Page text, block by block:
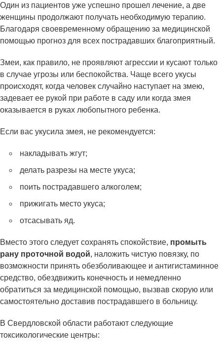
Один из пациентов уже успешно прошел лечение, а две
женщины продолжают получать необходимую терапию.
Благодаря своевременному обращению за медицинской
помощью прогноз для всех пострадавших благоприятный.
Змеи, как правило, не проявляют агрессии и кусают только
в случае угрозы или беспокойства. Чаще всего укусы
происходят, когда человек случайно наступает на змею,
задевает ее рукой при работе в саду или когда змея
оказывается в руках любопытного ребенка.
Если вас укусила змея, не рекомендуется:
накладывать жгут;
делать разрезы на месте укуса;
поить пострадавшего алкоголем;
прижигать место укуса;
отсасывать яд.
Вместо этого следует сохранять спокойствие, промыть
рану проточной водой, наложить чистую повязку, по
возможности принять обезболивающее и антигистаминное
средство, обездвижить конечность и немедленно
обратиться за медицинской помощью, вызвав скорую или
самостоятельно доставив пострадавшего в больницу.
В Свердловской области работают следующие
токсикологические центры: